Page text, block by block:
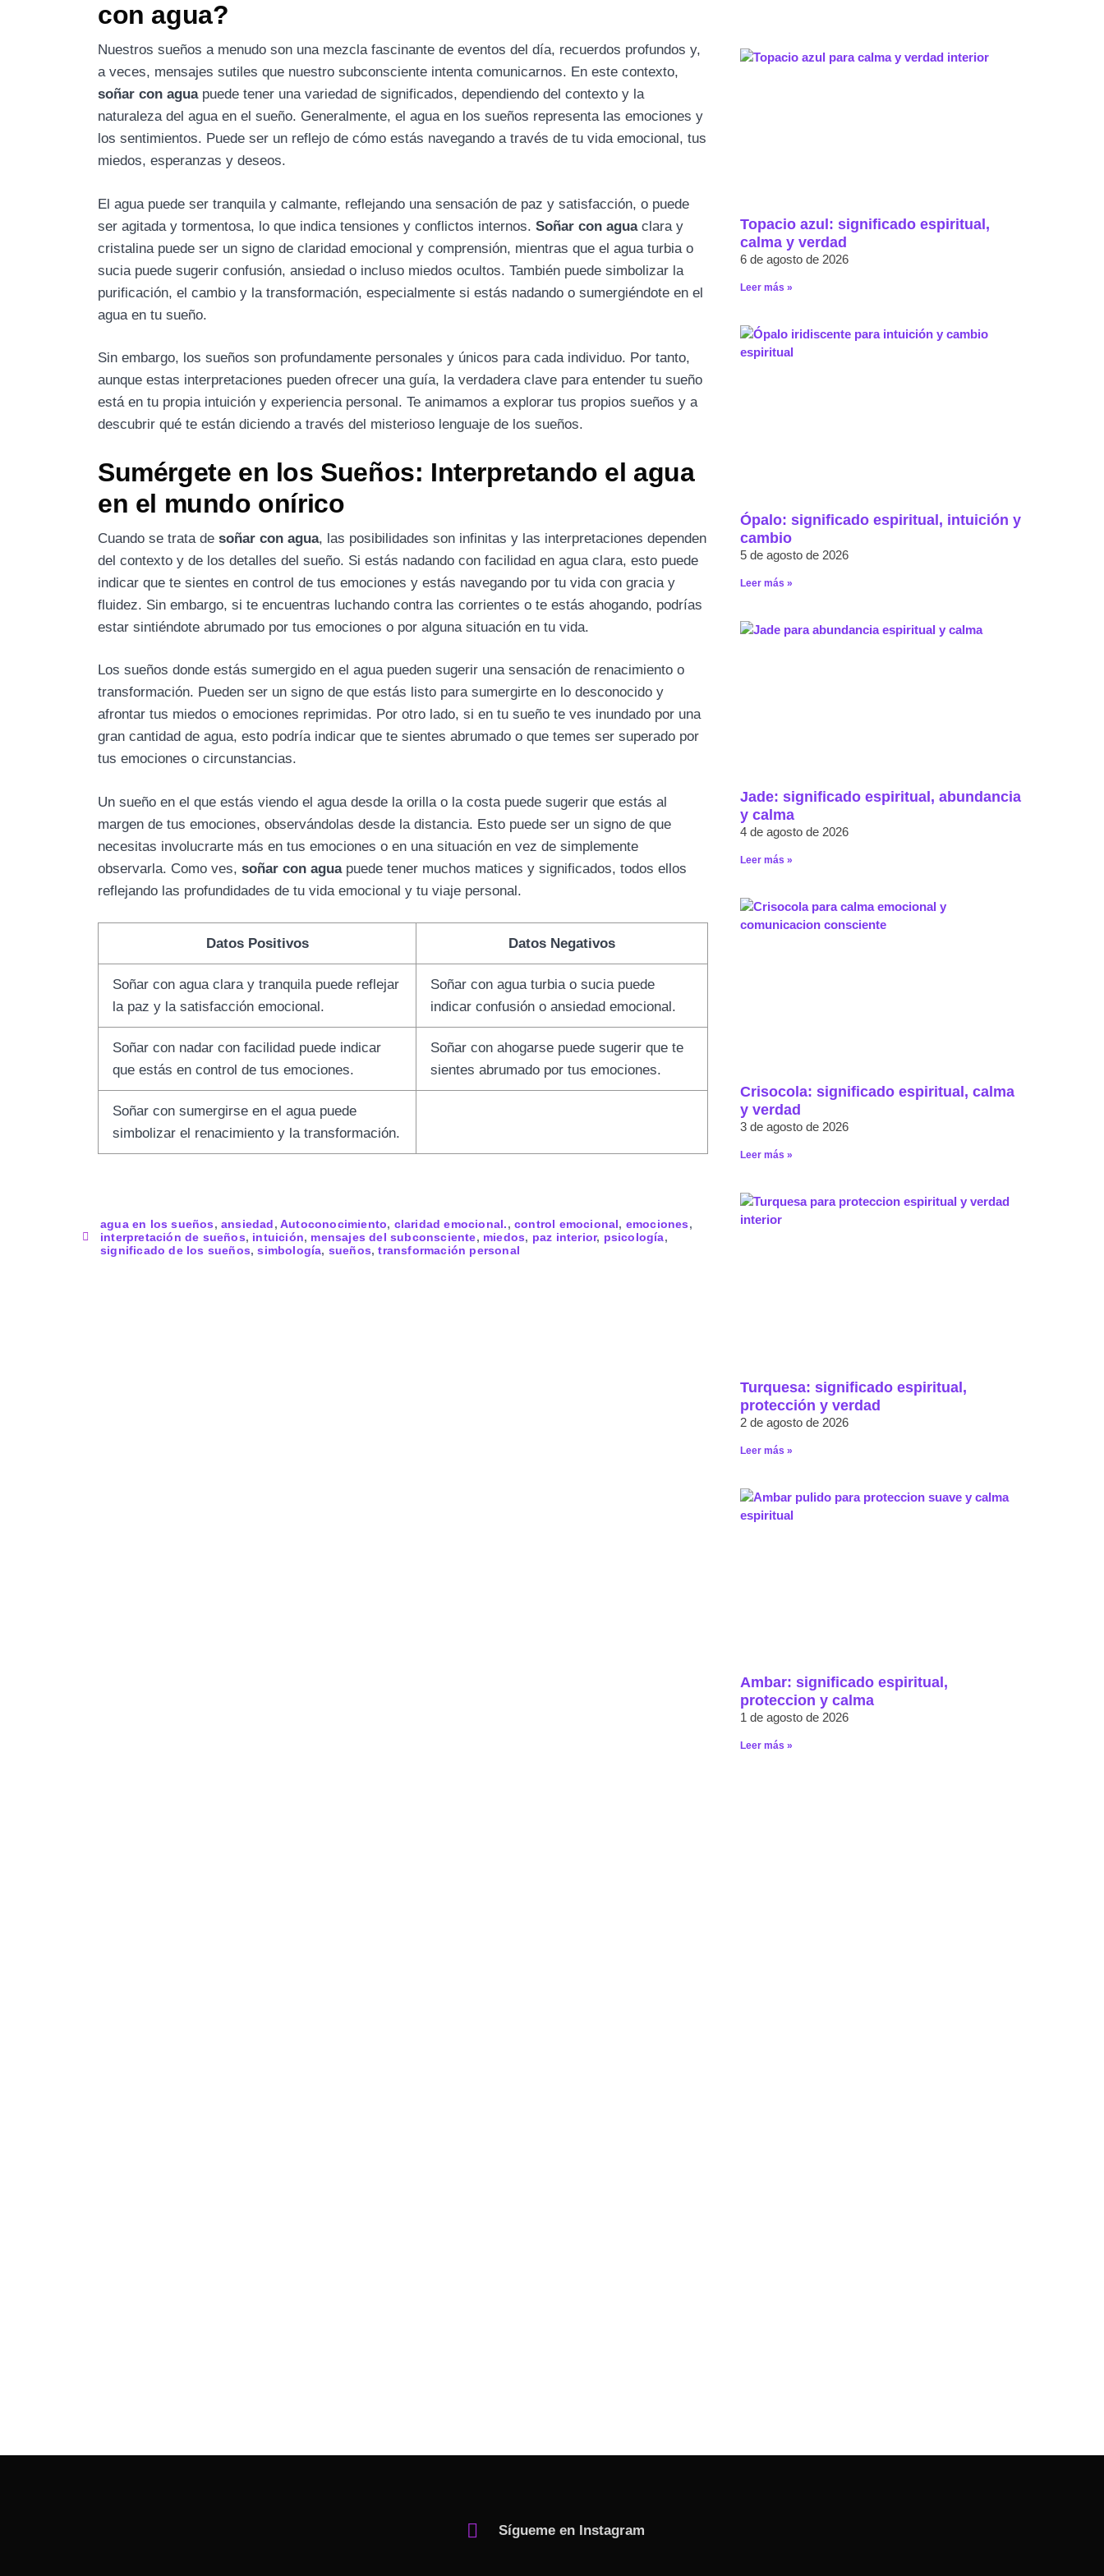
con agua?
Nuestros sueños a menudo son una mezcla fascinante de eventos del día, recuerdos profundos y,
a veces, mensajes sutiles que nuestro subconsciente intenta comunicarnos. En este contexto,
soñar con aguapuede tener una variedad de significados, dependiendo del contexto y la
naturaleza del agua en el sueño. Generalmente, el agua en los sueños representa las emociones y
los sentimientos. Puede ser un reflejo de cómo estás navegando a través de tu vida emocional, tus
miedos, esperanzas y deseos.
El agua puede ser tranquila y calmante, reflejando una sensación de paz y satisfacción, o puede
ser agitada y tormentosa, lo que indica tensiones y conflictos internos.Soñar con aguaclara y
cristalina puede ser un signo de claridad emocional y comprensión, mientras que el agua turbia o
sucia puede sugerir confusión, ansiedad o incluso miedos ocultos. También puede simbolizar la
purificación, el cambio y la transformación, especialmente si estás nadando o sumergiéndote en el
agua en tu sueño.
Sin embargo, los sueños son profundamente personales y únicos para cada individuo. Por tanto,
aunque estas interpretaciones pueden ofrecer una guía, la verdadera clave para entender tu sueño
está en tu propia intuición y experiencia personal. Te animamos a explorar tus propios sueños y a
descubrir qué te están diciendo a través del misterioso lenguaje de los sueños.
Sumérgete en los Sueños: Interpretando el agua
en el mundo onírico
Cuando se trata desoñar con agua, las posibilidades son infinitas y las interpretaciones dependen
del contexto y de los detalles del sueño. Si estás nadando con facilidad en agua clara, esto puede
indicar que te sientes en control de tus emociones y estás navegando por tu vida con gracia y
fluidez. Sin embargo, si te encuentras luchando contra las corrientes o te estás ahogando, podrías
estar sintiéndote abrumado por tus emociones o por alguna situación en tu vida.
Los sueños donde estás sumergido en el agua pueden sugerir una sensación de renacimiento o
transformación. Pueden ser un signo de que estás listo para sumergirte en lo desconocido y
afrontar tus miedos o emociones reprimidas. Por otro lado, si en tu sueño te ves inundado por una
gran cantidad de agua, esto podría indicar que te sientes abrumado o que temes ser superado por
tus emociones o circunstancias.
Un sueño en el que estás viendo el agua desde la orilla o la costa puede sugerir que estás al
margen de tus emociones, observándolas desde la distancia. Esto puede ser un signo de que
necesitas involucrarte más en tus emociones o en una situación en vez de simplemente
observarla. Como ves,soñar con aguapuede tener muchos matices y significados, todos ellos
reflejando las profundidades de tu vida emocional y tu viaje personal.
Datos Positivos Datos Negativos
Soñar con agua clara y tranquila puede reflejar
la paz y la satisfacción emocional.
Soñar con agua turbia o sucia puede
indicar confusión o ansiedad emocional.
Soñar con nadar con facilidad puede indicar
que estás en control de tus emociones.
Soñar con ahogarse puede sugerir que te
sientes abrumado por tus emociones.
Soñar con sumergirse en el agua puede
simbolizar el renacimiento y la transformación.
agua en los sueños,ansiedad,Autoconocimiento, claridad emocional., control emocional, emociones,
interpretación de sueños, intuición, mensajes del subconsciente, miedos, paz interior, psicología,
significado de los sueños,simbología, sueños,transformación personal
Topacio azul: significado espiritual,
calma y verdad
6 de agosto de 2026
Leer más »
Ópalo: significado espiritual, intuición y
cambio
5 de agosto de 2026
Leer más »
Jade: significado espiritual, abundancia
y calma
4 de agosto de 2026
Leer más »
Crisocola: significado espiritual, calma
y verdad
3 de agosto de 2026
Leer más »
Turquesa: significado espiritual,
protección y verdad
2 de agosto de 2026
Leer más »
Ambar: significado espiritual,
proteccion y calma
1 de agosto de 2026
Leer más »
Sígueme en Instagram